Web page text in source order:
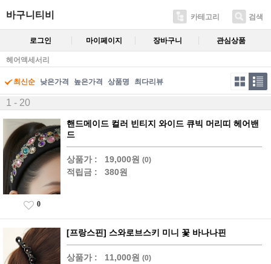
바구니티비 카테고리 검색
로그인 마이페이지 장바구니 관심상품
헤어액세서리
최신순 낮은가격 높은가격 상품명 최다리뷰
1 - 20
핸드메이드 컬러 빈티지 와이드 큐빅 머리띠 헤어밴
드
상품가 : 19,000원 (0)
적립금 : 380원
0
[프랑스핀] 스와로브스키 미니 꽃 바나나핀
상품가 : 11,000원 (0)